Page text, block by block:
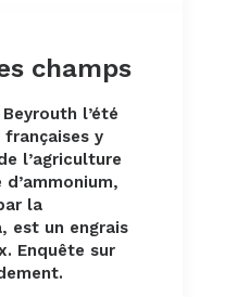
champs
l’été
françaises y
l’agriculture
la
est un engrais
Enquête sur